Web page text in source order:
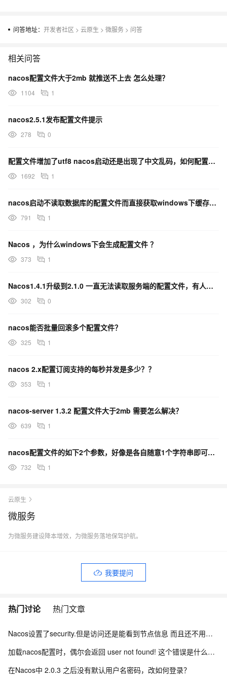
问答地址： 开发者社区 > 云原生 > 微服务 > 问答
相关问答
nacos配置文件大于2mb 就推送不上去 怎么处理？
1104 1
nacos2.5.1发布配置文件提示
278 0
配置文件增加了utf8 nacos启动还是出现了中文乱码，如何配置解决？
1692 1
nacos启动不读取数据库的配置文件而直接获取windows下缓存的文件 怎么回事？
791 1
Nacos ，为什么windows下会生成配置文件 ？
373 1
Nacos1.4.1升级到2.1.0 一直无法读取服务端的配置文件，有人遇到过吗？
302 0
nacos能否批量回滚多个配置文件？
325 1
nacos 2.x配置订阅支持的每秒并发是多少？？
353 1
nacos-server 1.3.2 配置文件大于2mb 需要怎么解决？
639 1
nacos配置文件的如下2个参数，好像是各自随意1个字符串即可怎么办？
732 1
云原生
微服务
为微服务建设降本增效，为微服务落地保驾护航。
我要提问
热门讨论 热门文章
Nacos设置了security.但是访问还是能看到节点信息 而且还不用验证身份怎么办？
加载nacos配置时，偶尔会返回 user not found! 这个错误是什么引起的？
在Nacos中 2.0.3 之后没有默认用户名密码，改如何登录？